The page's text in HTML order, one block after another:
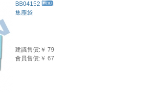
BB04152
集塵袋
建議售價:￥ 79
會員售價:￥ 67